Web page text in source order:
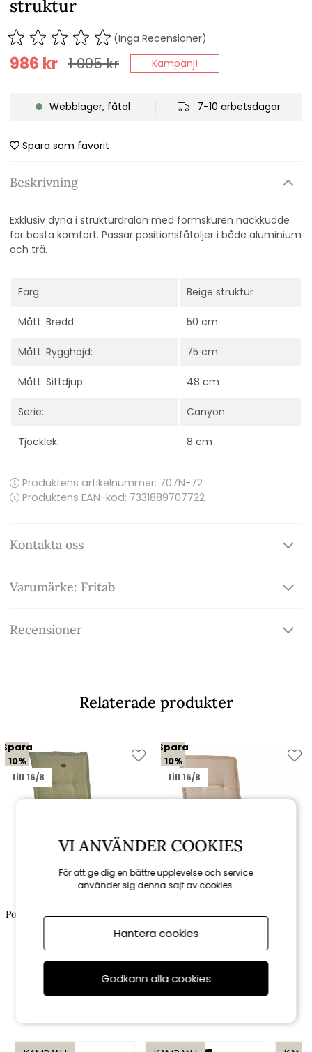
struktur
(Inga Recensioner)
1 095kr
986 kr Kampanj!
Webblager, fåtal 7-10 arbetsdagar
Spara som favorit
Beskrivning
Exklusiv dyna i strukturdralon med formskuren nackkudde
för bästa komfort. Passar positionsfåtöljer i både aluminium
och trä.
Färg: Beige struktur
Mått: Bredd: 50 cm
Mått: Rygghöjd: 75 cm
Mått: Sittdjup: 48 cm
Serie: Canyon
Tjocklek: 8 cm
Produktens artikelnummer: 707N-72
Produktens EAN-kod: 7331889707722
Kontakta oss
Varumärke: Fritab
Recensioner
Relaterade produkter
Spara
10%
till 16/8
Positionsdyna Canyon (medium)
617 kr 685 kr
Spara
10%
till 16/8
Positionsdyna Basis, fiber -
329 kr 365 kr
Rekommenderade tillbehör
VI ANVÄNDER COOKIES
För att ge dig en bättre upplevelse och service
använder sig denna sajt av cookies.
Hantera cookies
Godkänn alla cookies